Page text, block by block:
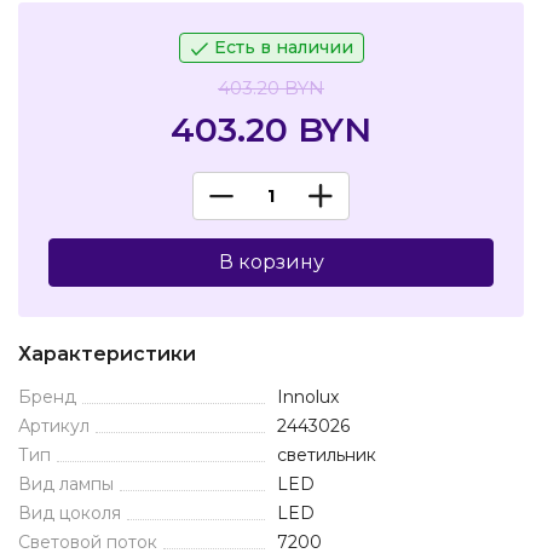
Есть в наличии
403.20 BYN
403.20 BYN
В корзину
Характеристики
Бренд
Innolux
Артикул
2443026
Тип
светильник
Вид лампы
LED
Вид цоколя
LED
Световой поток
7200